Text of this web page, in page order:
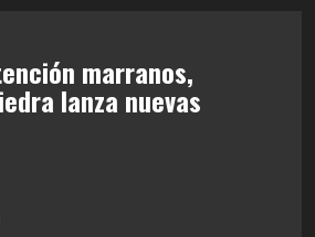
marranos,
lanza nuevas